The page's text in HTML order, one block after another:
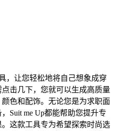
，让您轻松地将自己想象成穿
击几下，您就可以生成高质量
色和配饰。无论您是为求职面
Suit me Up都能帮助您提升专
这款工具专为希望探索时尚选